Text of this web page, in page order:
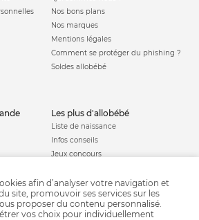
Nos bons plans
Nos marques
Mentions légales
Comment se protéger du phishing ?
Soldes allobébé
les plus d'allobébé
Liste de naissance
Infos conseils
Jeux concours
Parrainage
Paiement sécurisé
afin d’analyser votre navigation et
site, promouvoir ses services sur les
proposer du contenu personnalisé.
vos choix pour individuellement